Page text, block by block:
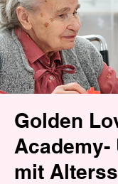
Golden
Academy-
mit